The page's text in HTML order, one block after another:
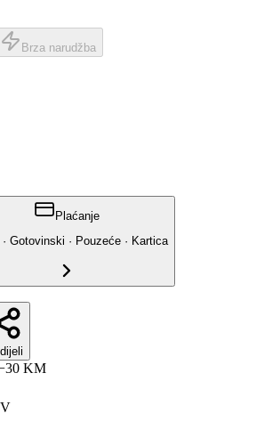
Brza narudžba
Plaćanje
Gotovinski · Pouzeće · Kartica
30 KM